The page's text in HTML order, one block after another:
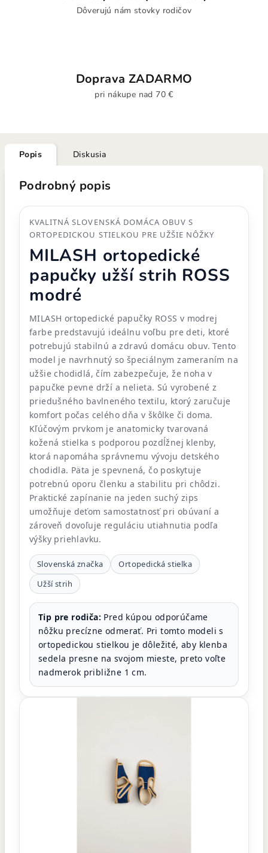
Dôverujú nám stovky rodičov
Doprava ZADARMO
pri nákupe nad 70 €
Popis Diskusia
Podrobný popis
KVALITNÁ SLOVENSKÁ DOMÁCA OBUV S
ORTOPEDICKOU STIELKOU PRE UŽŠIE NÔŽKY
MILASH ortopedické
papučky užší strih ROSS
modré
MILASH ortopedické papučky ROSS v modrej
farbe predstavujú ideálnu voľbu pre deti, ktoré
potrebujú stabilnú a zdravú domácu obuv. Tento
model je navrhnutý so špeciálnym zameraním na
užšie chodidlá, čím zabezpečuje, že noha v
papučke pevne drží a nelieta. Sú vyrobené z
priedušného bavlneného textilu, ktorý zaručuje
komfort počas celého dňa v škôlke či doma.
Kľúčovým prvkom je anatomicky tvarovaná
kožená stielka s podporou pozdĺžnej klenby,
ktorá napomáha správnemu vývoju detského
chodidla. Päta je spevnená, čo poskytuje
potrebnú oporu členku a stabilitu pri chôdzi.
Praktické zapínanie na jeden suchý zips
umožňuje deťom samostatnosť pri obúvaní a
zároveň dovoľuje reguláciu utiahnutia podľa
výšky priehlavku.
Slovenská značka
Ortopedická stielka
Užší strih
Tip pre rodiča: Pred kúpou odporúčame
nôžku precízne odmerať. Pri tomto modeli s
ortopedickou stielkou je dôležité, aby klenba
sedela presne na svojom mieste, preto voľte
nadmerok približne 1 cm.